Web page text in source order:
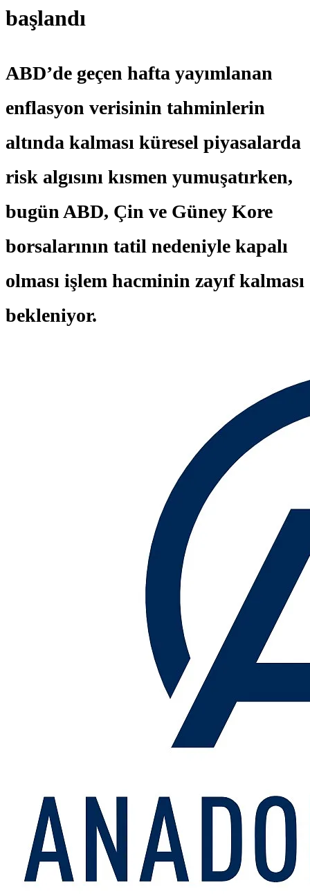
başlandı
ABD’de geçen hafta yayımlanan
enflasyon verisinin tahminlerin
altında kalması küresel piyasalarda
risk algısını kısmen yumuşatırken,
bugün ABD, Çin ve Güney Kore
borsalarının tatil nedeniyle kapalı
olması işlem hacminin zayıf kalması
bekleniyor.